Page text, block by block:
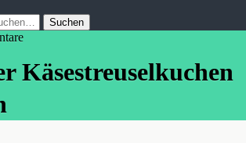
Käsestreuselkuchen